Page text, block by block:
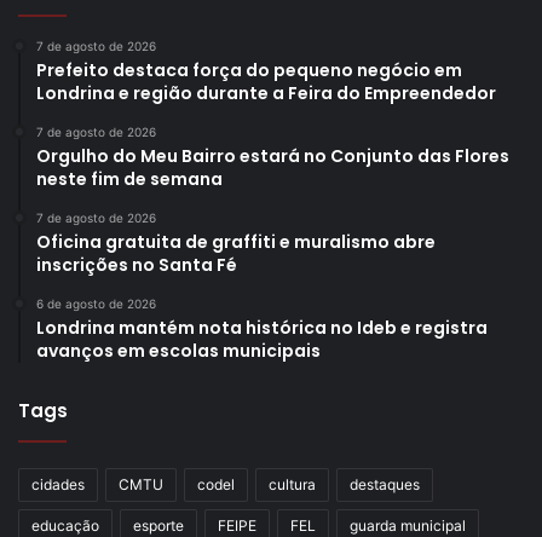
7 de agosto de 2026
Prefeito destaca força do pequeno negócio em
Londrina e região durante a Feira do Empreendedor
7 de agosto de 2026
Orgulho do Meu Bairro estará no Conjunto das Flores
neste fim de semana
7 de agosto de 2026
Oficina gratuita de graffiti e muralismo abre
inscrições no Santa Fé
6 de agosto de 2026
Londrina mantém nota histórica no Ideb e registra
avanços em escolas municipais
Tags
cidades CMTU codel cultura destaques
educação esporte FEIPE FEL guarda municipal